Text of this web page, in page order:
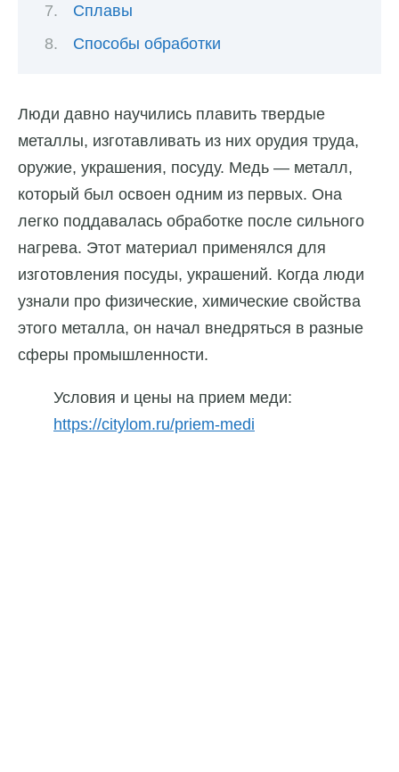
Сплавы
Способы обработки
Люди давно научились плавить твердые
металлы, изготавливать из них орудия труда,
оружие, украшения, посуду. Медь — металл,
который был освоен одним из первых. Она
легко поддавалась обработке после сильного
нагрева. Этот материал применялся для
изготовления посуды, украшений. Когда люди
узнали про физические, химические свойства
этого металла, он начал внедряться в разные
сферы промышленности.
Условия и цены на прием меди:
https://citylom.ru/priem-medi